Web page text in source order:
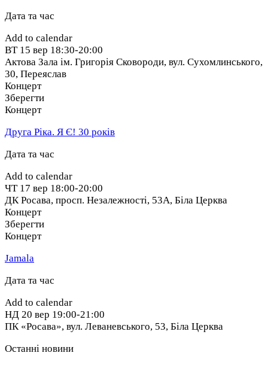
Дата та час
Add to calendar
ВТ 15 вер 18:30-20:00
Актова Зала ім. Григорія Сковороди, вул. Сухомлинського,
30, Переяслав
Концерт
Зберегти
Концерт
Друга Ріка. Я Є! 30 років
Дата та час
Add to calendar
ЧТ 17 вер 18:00-20:00
ДК Росава, просп. Незалежності, 53А, Біла Церква
Концерт
Зберегти
Концерт
Jamala
Дата та час
Add to calendar
НД 20 вер 19:00-21:00
ПК «Росава», вул. Леваневського, 53, Біла Церква
Останні новини